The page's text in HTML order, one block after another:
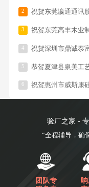
2 祝贺东莞瀛通通讯
3 祝贺东莞高丰木业
4 祝贺深圳市鼎诚泰
5 恭贺夏津县泉美工
6 祝贺惠州市威斯康
验厂之家 -
“全程辅导，确
团队专